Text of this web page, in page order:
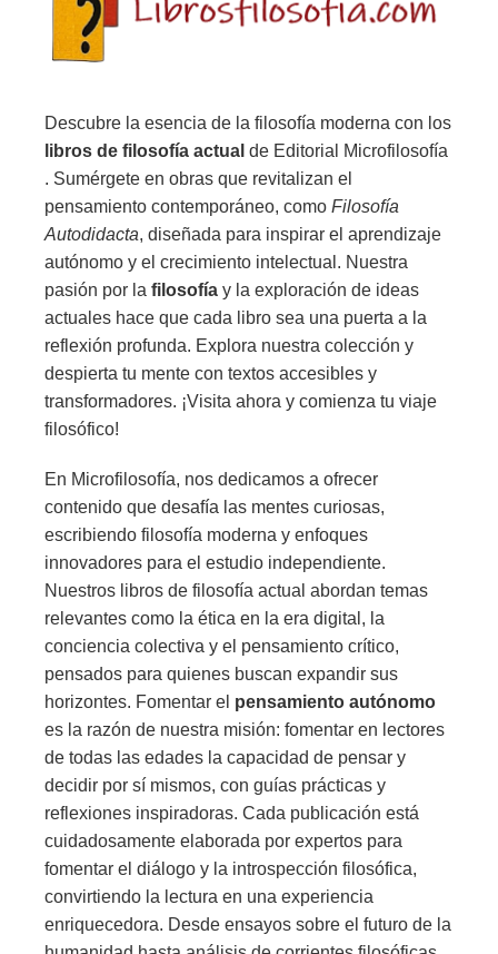
Descubre la esencia de la filosofía moderna con los
libros de filosofía actual de Editorial Microfilosofía
. Sumérgete en obras que revitalizan el
pensamiento contemporáneo, como Filosofía
Autodidacta, diseñada para inspirar el aprendizaje
autónomo y el crecimiento intelectual. Nuestra
pasión por la filosofía y la exploración de ideas
actuales hace que cada libro sea una puerta a la
reflexión profunda. Explora nuestra colección y
despierta tu mente con textos accesibles y
transformadores. ¡Visita ahora y comienza tu viaje
filosófico!
En Microfilosofía, nos dedicamos a ofrecer
contenido que desafía las mentes curiosas,
escribiendo filosofía moderna y enfoques
innovadores para el estudio independiente.
Nuestros libros de filosofía actual abordan temas
relevantes como la ética en la era digital, la
conciencia colectiva y el pensamiento crítico,
pensados para quienes buscan expandir sus
horizontes. Fomentar el pensamiento autónomo
es la razón de nuestra misión: fomentar en lectores
de todas las edades la capacidad de pensar y
decidir por sí mismos, con guías prácticas y
reflexiones inspiradoras. Cada publicación está
cuidadosamente elaborada por expertos para
fomentar el diálogo y la introspección filosófica,
convirtiendo la lectura en una experiencia
enriquecedora. Desde ensayos sobre el futuro de la